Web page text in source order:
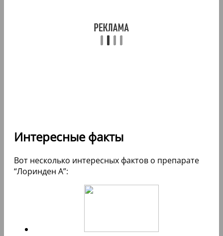
Интересные факты
Вот несколько интересных фактов о препарате
“Лоринден А”: